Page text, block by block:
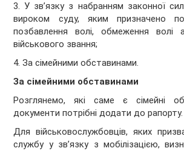
3. У зв’язку з набранням законної
вироком суду, яким призначено
позбавлення волі, обмеження волі
військового звання;
4. За сімейними обставинами.
За сімейними обставинами
Розглянемо, які саме є сімейні
документи потрібні додати до рапорту.
Для військовослужбовців, яких
службу у зв’язку з мобілізацією,